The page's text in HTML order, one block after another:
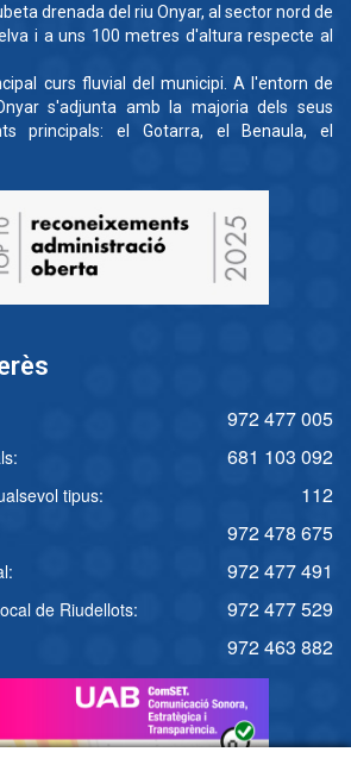
drenada del riu Onyar, al sector nord de
i a uns 100 metres d'altura respecte al
curs fluvial del municipi. A l'entorn de
s'adjunta amb la majoria dels seus
principals: el Gotarra, el Benaula, el
972 477 005
681 103 092
tipus: 112
972 478 675
972 477 491
de Riudellots: 972 477 529
972 463 882